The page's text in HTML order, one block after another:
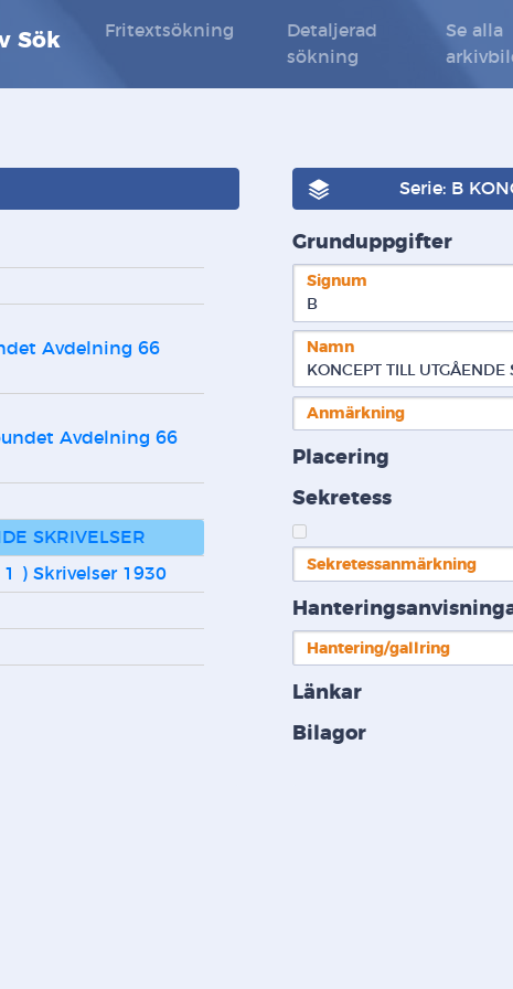
Sök Fritextsökning
Detaljerad
sökning
Se alla
Avdelning 66
Avdelning 66
SKRIVELSER
) Skrivelser 1930
Serie: B
Grunduppgifter
Signum
B
Namn
KONCEPT TILL UTGÅENDE
Anmärkning
Placering
Sekretess
Sekretessanmärkning
Hantering/gallring
Länkar
Bilagor